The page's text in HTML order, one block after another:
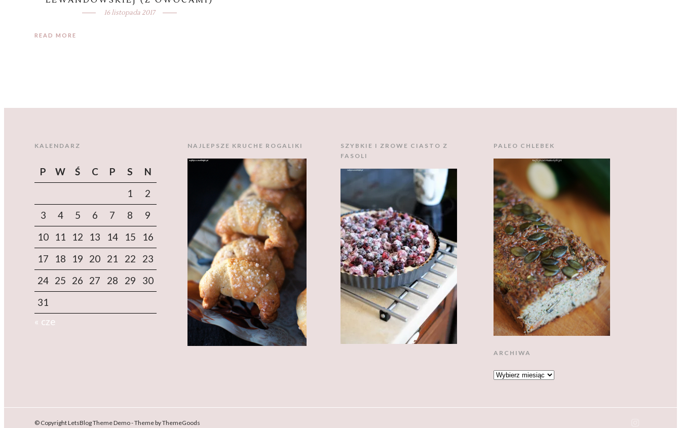
16 listopada 2017
READ MORE
KALENDARZ
P W Ś C P S
N
1
2
3
4 5 6 7 8
9
10
11 12 13 14 15
16
17
18 19 20 21 22
23
24 25 26 27 28 29
30
31
« cze
NAJLEPSZE KRUCHE ROGALIKI
SZYBKIE I ZROWE CIASTO Z
FASOLI
PALEO CHLEBEK
ARCHIWA
ARCHIWA
© Copyright LetsBlog Theme Demo - Theme by ThemeGoods